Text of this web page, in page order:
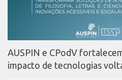
Bússola da Inovação
Agenda AUSPIN
Fala Inovação (Webinar)
AUSPIN e CPodV
impacto de tecnologias